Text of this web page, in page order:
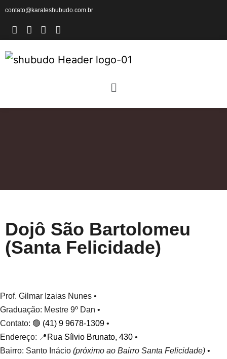
contato@karateshubudo.com.br
Dojô São Bartolomeu
(Santa Felicidade)
Prof. Gilmar Izaias Nunes •
Graduação: Mestre 9º Dan •
Contato: 🟢 (41) 9 9678-1309 •
Endereço: 📍 Rua Sílvio Brunato, 430 •
Bairro: Santo Inácio (próximo ao Bairro Santa Felicidade) •